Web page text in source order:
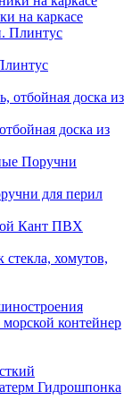
на каркасе
доска из
Поручни
для перил
Кант ПВХ
хомутов,
контейнер
Гидрошпонка